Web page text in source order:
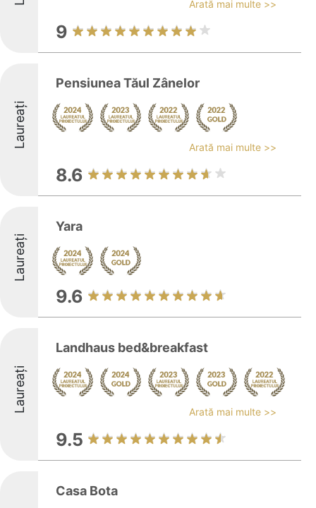
Arată mai multe >>
9
Laureați
Pensiunea Tăul Zânelor
Arată mai multe >>
8.6
Laureați
Yara
9.6
Laureați
Landhaus bed&breakfast
Arată mai multe >>
9.5
Casa Bota